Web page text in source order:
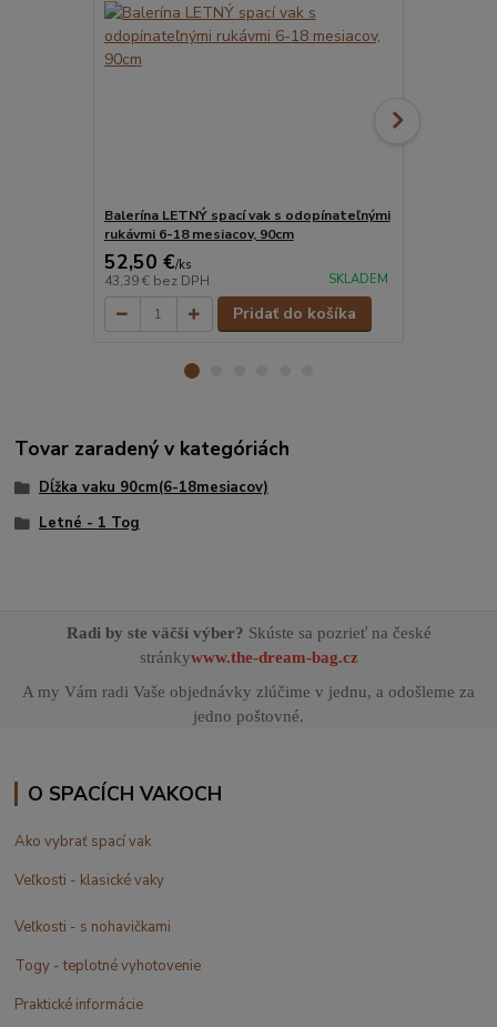
Balerína LETNÝ spací vak s odopínateľnými
rukávmi 6-18 mesiacov, 90cm
52,50 €/ks
43,39 € bez DPH SKLADEM
Pridať do košíka
Tovar zaradený v kategóriách
Dĺžka vaku 90cm(6-18mesiacov)
Letné - 1 Tog
Radi by ste väčší výber? Skúste sa pozrieť na české
stránkywww.the-dream-bag.cz
A my Vám radi Vaše objednávky zlúčime v jednu, a odošleme za
jedno poštovné.
O SPACÍCH VAKOCH
Ako vybrať spací vak
Veľkosti - klasické vaky
Veľkosti - s nohavičkami
Togy - teplotné vyhotovenie
Praktické informácie